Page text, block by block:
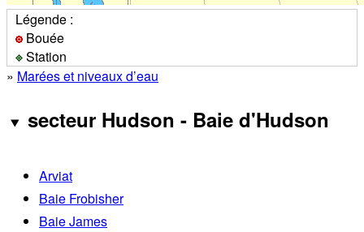
Légende :
Bouée
Station
» Marées et niveaux d’eau
secteur Hudson - Baie d'Hudson
Arviat
Baie Frobisher
Baie James